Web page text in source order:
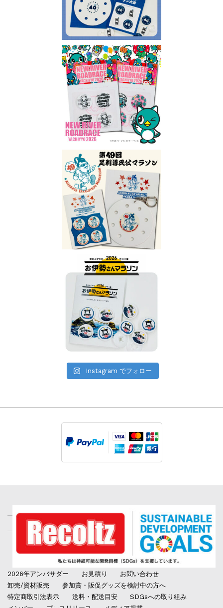
Instagram でフォロー
2026年アンバサダー お見積り
お問い合わせ
卸売/資材販売
参加賞・販促グッズを検討中の方へ
特定商取引法表示
送料・配送目安
SDGsへの取り組み